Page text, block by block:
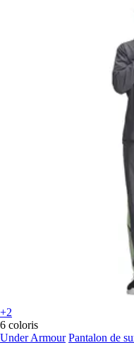
+2
6 coloris
Under Armour Pantalon de